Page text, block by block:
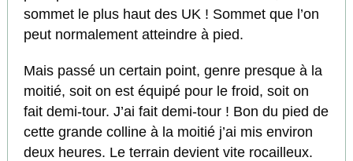
sommet le plus haut des UK ! Sommet que l’on
peut normalement atteindre à pied.
Mais passé un certain point, genre presque à la
moitié, soit on est équipé pour le froid, soit on
fait demi-tour. J’ai fait demi-tour ! Bon du pied de
cette grande colline à la moitié j’ai mis environ
deux heures. Le terrain devient vite rocailleux.